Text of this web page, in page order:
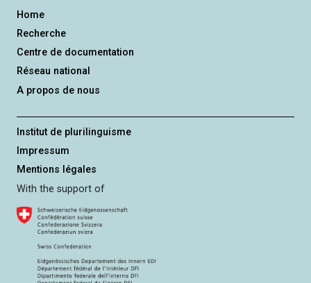
Home
Recherche
Centre de documentation
Réseau national
A propos de nous
Institut de plurilinguisme
Impressum
Mentions légales
With the support of